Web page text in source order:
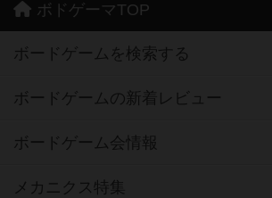
ボドゲーマTOP
ボードゲームを検索する
ボードゲームの新着レビュー
ボードゲーム会情報
メカニクス特集